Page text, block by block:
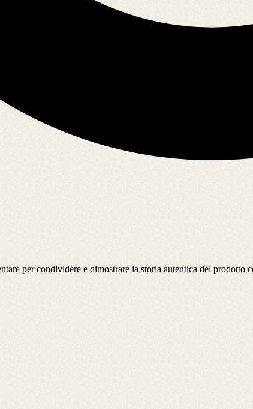
per condividere e dimostrare la storia autentica del prodotto